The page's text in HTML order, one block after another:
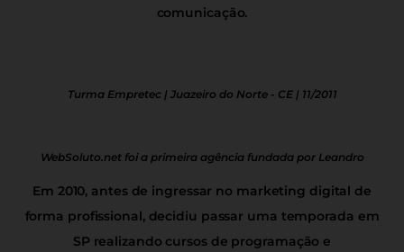
comunicação.
Turma Empretec | Juazeiro do Norte - CE | 11/2011
WebSoluto.net foi a primeira agência fundada por Leandro
Em 2010, antes de ingressar no marketing digital de
forma profissional, decidiu passar uma temporada em
SP realizando cursos de programação e